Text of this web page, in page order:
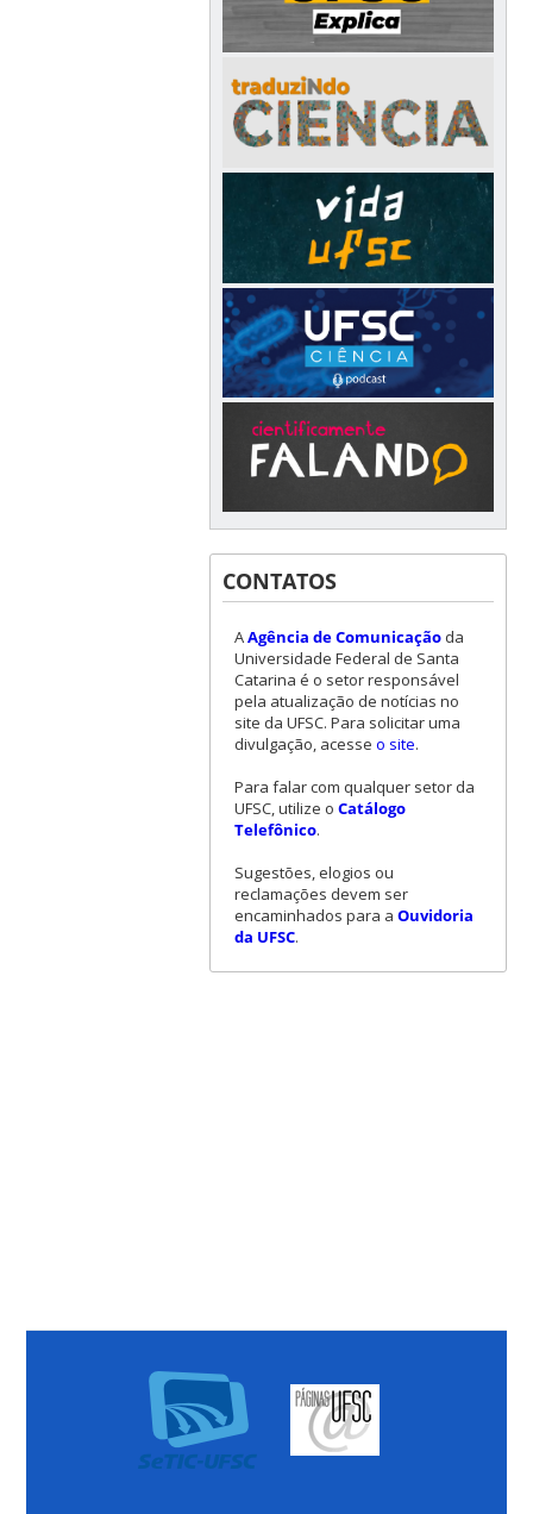
CONTATOS
AAgência de Comunicaçãoda
Universidade Federal de Santa
Catarina é o setor responsável
pela atualização de notícias no
site da UFSC. Para solicitar uma
divulgação, acesse o site.
Para falar com qualquer setor da
UFSC, utilize o Catálogo
Telefônico.
Sugestões, elogios ou
reclamações devem ser
encaminhados para a Ouvidoria
da UFSC.